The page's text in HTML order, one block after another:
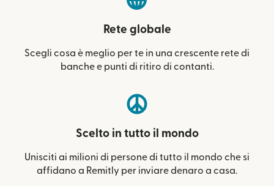
Rete globale
Scegli cosa è meglio per te in una crescente rete di
banche e punti di ritiro di contanti.
Scelto in tutto il mondo
Unisciti ai milioni di persone di tutto il mondo che si
affidano a Remitly per inviare denaro a casa.